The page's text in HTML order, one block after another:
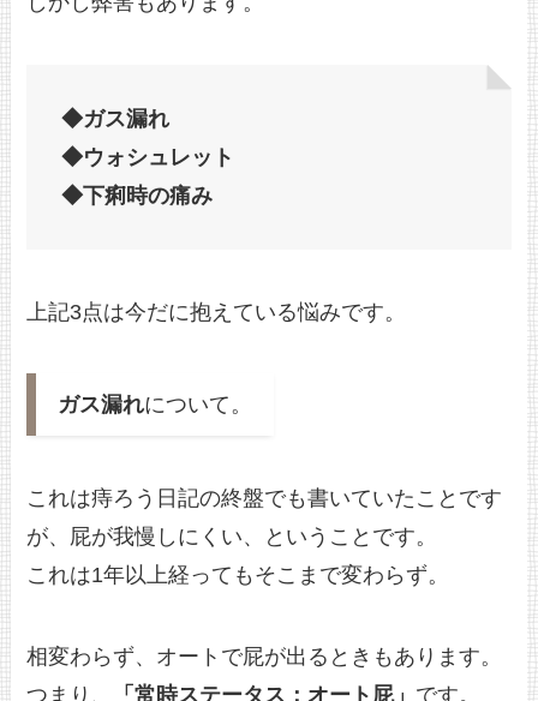
◆ガス漏れ
◆ウォシュレット
◆下痢時の痛み
上記3点は今だに抱えている悩みです。
ガス漏れについて。
これは痔ろう日記の終盤でも書いていたことです
が、屁が我慢しにくい、ということです。
これは1年以上経ってもそこまで変わらず。
相変わらず、オートで屁が出るときもあります。
つまり、
「常時ステータス：オート屁」 です。